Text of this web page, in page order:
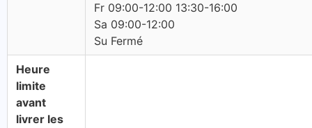
Fr 09:00-12:00 13:30-16:00
Sa 09:00-12:00
Su Fermé
Heure
limite
avant
livrer les